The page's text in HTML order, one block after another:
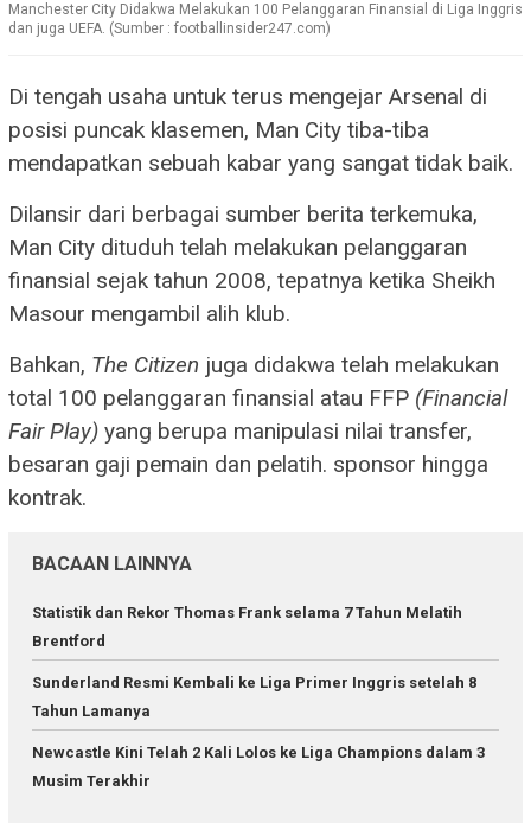
Manchester City Didakwa Melakukan 100 Pelanggaran Finansial di Liga Inggris
dan juga UEFA. (Sumber : footballinsider247.com)
Di tengah usaha untuk terus mengejar Arsenal di
posisi puncak klasemen, Man City tiba-tiba
mendapatkan sebuah kabar yang sangat tidak baik.
Dilansir dari berbagai sumber berita terkemuka,
Man City dituduh telah melakukan pelanggaran
finansial sejak tahun 2008, tepatnya ketika Sheikh
Masour mengambil alih klub.
Bahkan, The Citizen juga didakwa telah melakukan
total 100 pelanggaran finansial atau FFP (Financial
Fair Play) yang berupa manipulasi nilai transfer,
besaran gaji pemain dan pelatih. sponsor hingga
kontrak.
BACAAN LAINNYA
Statistik dan Rekor Thomas Frank selama 7 Tahun Melatih
Brentford
Sunderland Resmi Kembali ke Liga Primer Inggris setelah 8
Tahun Lamanya
Newcastle Kini Telah 2 Kali Lolos ke Liga Champions dalam 3
Musim Terakhir